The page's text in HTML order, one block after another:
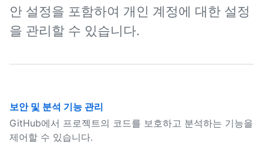
안 설정을 포함하여 개인 계정에 대한 설정
을 관리할 수 있습니다.
보안 및 분석 기능 관리
GitHub에서 프로젝트의 코드를 보호하고 분석하는 기능을
제어할 수 있습니다.